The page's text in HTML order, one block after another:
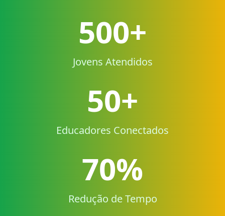
500+
Jovens Atendidos
50+
Educadores Conectados
70%
Redução de Tempo